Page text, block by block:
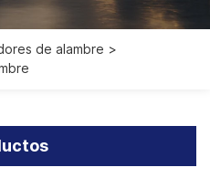
de alambre